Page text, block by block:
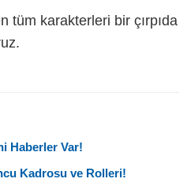
tüm karakterleri bir çırpıda
Haberler Var!
Kadrosu ve Rolleri!